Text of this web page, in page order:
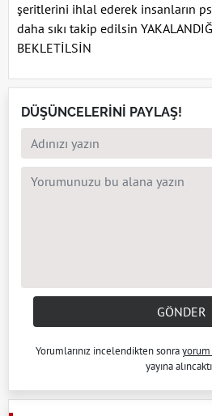
şeritlerini ihlal ederek insanların
daha sıkı takip edilsin
BEKLETİLSİN
DÜŞÜNCELERİNİ PAYLAŞ!
GÖNDER
Yorumlarınız incelendikten sonrayorum
yayına